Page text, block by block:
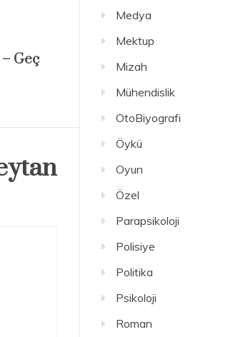
Geç
Medya
Mektup
Mizah
Mühendislik
OtoBiyografi
Öykü
Oyun
Özel
Parapsikoloji
Polisiye
Politika
Psikoloji
Roman